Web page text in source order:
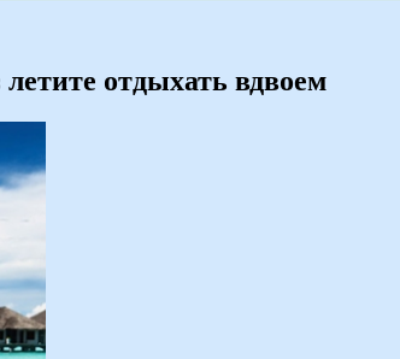
отдыхать вдвоем